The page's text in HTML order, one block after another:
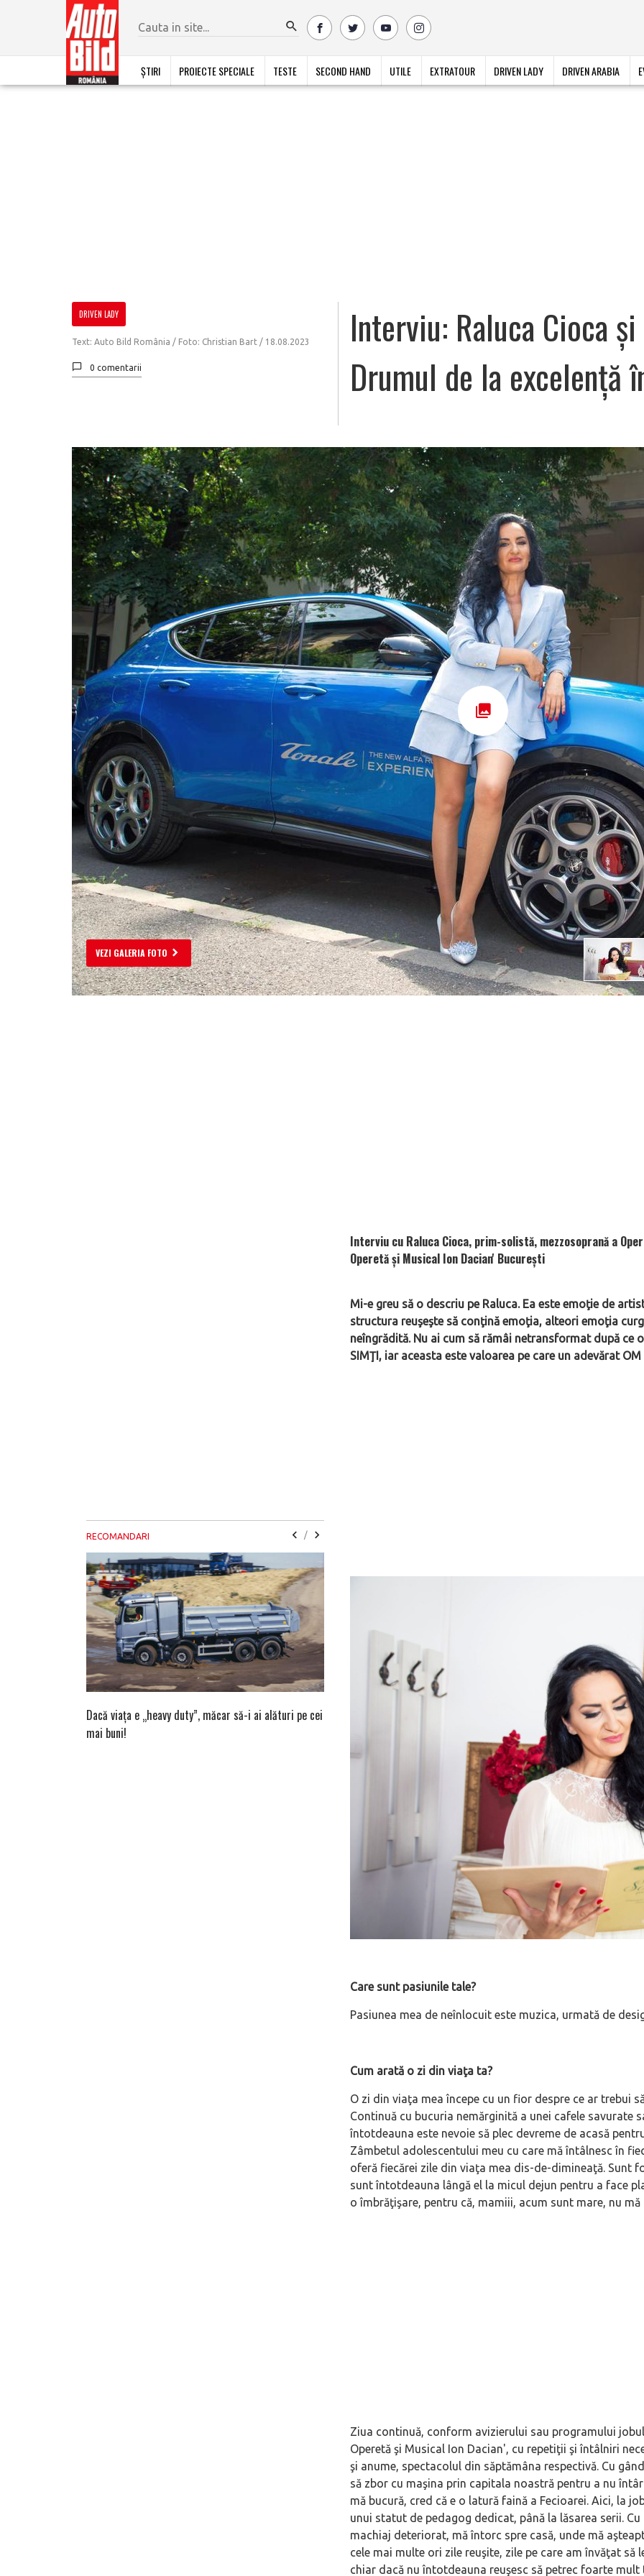
ȘTIRI PROIECTE SPECIALE TESTE SECOND HAND UTILE EXTRATOUR DRIVEN LADY DRIVEN ARABIA
DRIVEN LADY
Text: Auto Bild România / Foto: Christian Bart / 18.08.2023
0 comentarii
Interviu: Raluca Cioca
Drumul de la excelență
VEZI GALERIA FOTO
Interviu cu Raluca Cioca, prim-solistă, mezzosoprană a
Operetă şi Musical Ion Dacian' Bucureşti
Mi-e greu să o descriu pe Raluca. Ea este emoţie de
structura reuşeşte să conţină emoţia, alteori emoţia
neîngrădită. Nu ai cum să rămâi netransformat după ce
SIMŢI, iar aceasta este valoarea pe care un adevărat
Care sunt pasiunile tale?
Pasiunea mea de neînlocuit este muzica, urmată de
Cum arată o zi din viaţa ta?
O zi din viaţa mea începe cu un fior despre ce ar trebui
Continuă cu bucuria nemărginită a unei cafele savurate
întotdeauna este nevoie să plec devreme de acasă
Zâmbetul adolescentului meu cu care mă întâlnesc în
oferă fiecărei zile din viaţa mea dis-de-dimineaţă. Sunt
sunt întotdeauna lângă el la micul dejun pentru a face
o îmbrăţişare, pentru că, mamiii, acum sunt mare, nu
Ziua continuă, conform avizierului sau programului
Operetă şi Musical Ion Dacian', cu repetiţii şi întâlniri
şi anume, spectacolul din săptămâna respectivă. Cu
să zbor cu maşina prin capitala noastră pentru a nu
mă bucură, cred că e o latură faină a Fecioarei. Aici, la
unui statut de pedagog dedicat, până la lăsarea serii.
machiaj deteriorat, mă întorc spre casă, unde mă
cele mai multe ori zile reuşite, zile pe care am învăţat
chiar dacă nu întotdeauna reuşesc să petrec foarte
RECOMANDARI /
Dacă viața e „heavy duty”, măcar să-i ai alături pe cei
mai buni!
Vara bavareză: albastru deasupra, albastru dedesubt,
ape cristaline, aer curat și un automobil de marcă
Ai vrea o rețetă
nou? Aici, noul
recomandarea